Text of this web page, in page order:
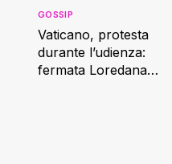
Vaticano, protesta
durante l’udienza:
fermata Loredana
GOSSIP